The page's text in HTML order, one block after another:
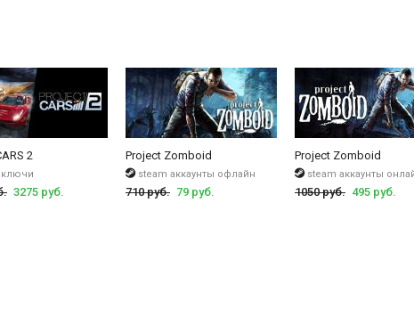
2
ключи
3275 руб.
Project Zomboid
steam аккаунты офлайн
710 руб. 79 руб.
Project Zomboid
steam аккаунты
1050 руб. 495 руб.